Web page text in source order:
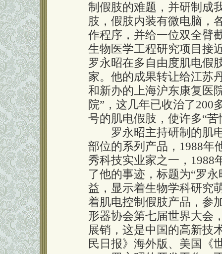
制假肢的难题，并研制成
肢，假肢内装有微电脑，
作程序，并给一位双全臂
生物医学工程研究项目接
罗永昭在多自由度肌电假
家。他的成果转让给江苏
和新办的上海沪东康复医
院”，这几年已收治了200
号的肌电假肢，使许多“
罗永昭主持研制的肌电
部位的系列产品，1988年
秀科技实业家之一，1988
了他的事迹，标题为“罗
益，显示着生物学科研究
着肌电控制假肢产品，参
形器协会第七届世界大会
展销，这是中国的高新技
民日报》海外版、美国《